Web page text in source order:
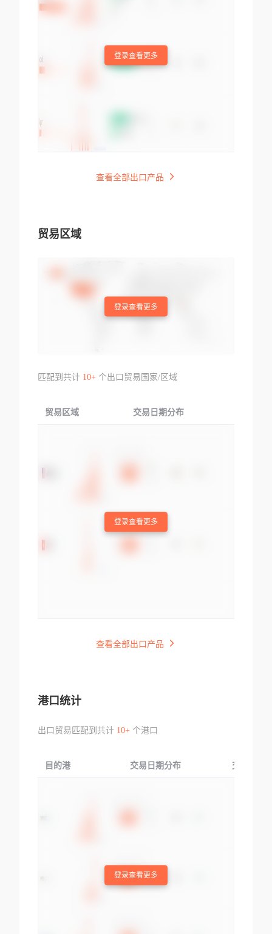
登录查看更多
查看全部出口产品
贸易区域
登录查看更多
匹配到共计 10+个出口贸易国家/区域
贸易区域 交易日期分布
登录查看更多
查看全部出口产品
港口统计
出口贸易匹配到共计 10+个港口
目的港 交易日期分布 交易产品
登录查看更多